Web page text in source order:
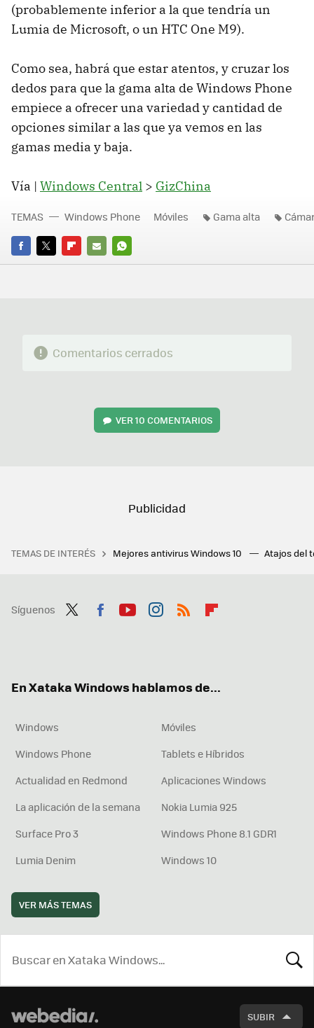
(probablemente inferior a la que tendría un
Lumia de Microsoft, o un HTC One M9).
Como sea, habrá que estar atentos, y cruzar los
dedos para que la gama alta de Windows Phone
empiece a ofrecer una variedad y cantidad de
opciones similar a las que ya vemos en las
gamas media y baja.
Vía | Windows Central > GizChina
FACEBOOK
TWITTERFLIPBOARD
E-
WHATSAPP
TEMAS Windows Phone Móviles Gama alta
Comentarios cerrados
VER 10 COMENTARIOS
TEMAS DE INTERÉS Mejores antivirus Windows 10 Atajos del
Síguenos
En Xataka Windows hablamos de...
Windows
Móviles
Windows Phone
Tablets e Híbridos
Actualidad en Redmond
Aplicaciones Windows
La aplicación de la semana
Nokia Lumia 925
Surface Pro 3
Windows Phone 8.1 GDR1
Lumia Denim
Windows 10
VER MÁS TEMAS
SUBIR